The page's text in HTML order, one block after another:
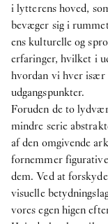
i lytterens hoved,
bevæger sig i
ens kulturelle og
erfaringer, hvilket i
hvordan vi hver især
udgangspunkter.
Foruden de to
mindre serie
af den omgivende
fornemmer
dem. Ved at
visuelle
vores egen higen